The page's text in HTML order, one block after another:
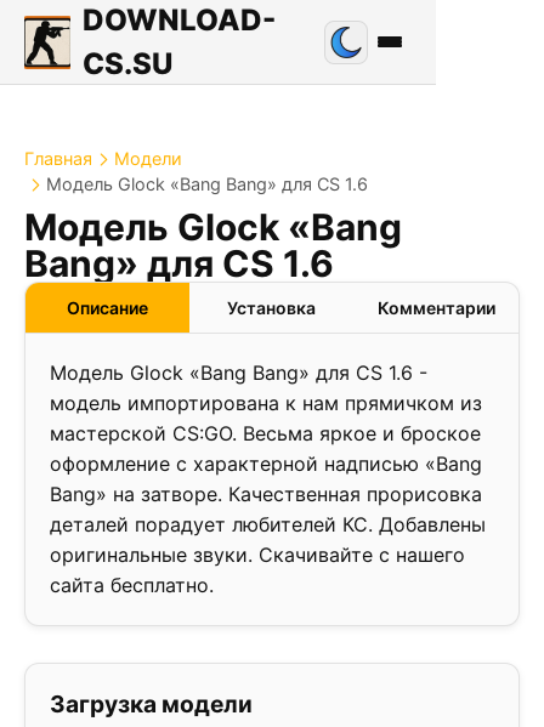
DOWNLOAD-
CS.SU
Главная
Модели
Модель Glock «Bang Bang» для CS 1.6
Модель Glock «Bang
Bang» для CS 1.6
Описание Установка Комментарии
Модель Glock «Bang Bang» для CS 1.6 -
модель импортирована к нам прямичком из
мастерской CS:GO. Весьма яркое и броское
оформление с характерной надписью «Bang
Bang» на затворе. Качественная прорисовка
деталей порадует любителей КС. Добавлены
оригинальные звуки. Скачивайте с нашего
сайта бесплатно.
Загрузка модели